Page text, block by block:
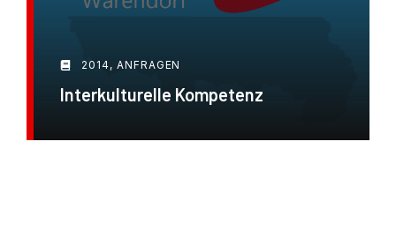
2014, ANFRAGEN
Interkulturelle Kompetenz